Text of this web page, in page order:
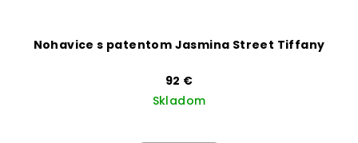
Nohavice s patentom Jasmina Street Tiffany
92 €
Skladom